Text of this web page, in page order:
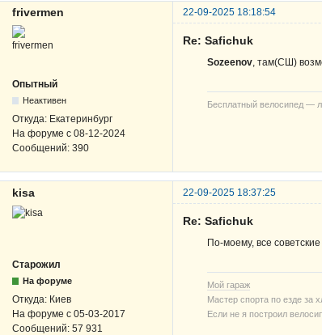
frivermen 22-09-2025 18:18:54
Опытный
Неактивен
Откуда: Екатеринбург
На форуме с 08-12-2024
Сообщений: 390
Re: Safichuk
Sozeenov, там(СШ)
Бесплатный велосипед —
kisa 22-09-2025 18:37:25
Старожил
На форуме
Откуда: Киев
На форуме с 05-03-2017
Сообщений: 57 931
Re: Safichuk
По-моему, все
Мой гараж
Мастер спорта по езде за
Если не я построил